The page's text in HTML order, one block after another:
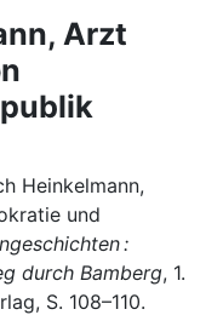
Arzt
Heinkelmann,
und
:
durch Bamberg, 1.
S. 108–110.